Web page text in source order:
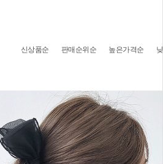
신상품순 판매순위순 높은가격순